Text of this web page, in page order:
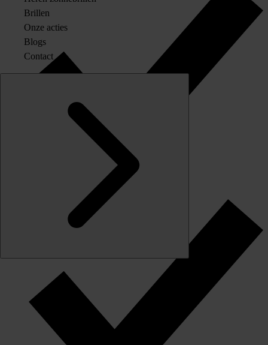
Originele merkglazen op sterkte
Brillen
Onze acties
Blogs
Contact